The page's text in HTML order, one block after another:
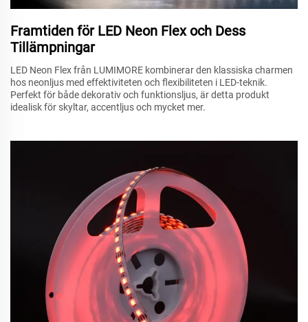
Framtiden för LED Neon Flex och Dess
Tillämpningar
LED Neon Flex från LUMIMORE kombinerar den klassiska charmen
hos neonljus med effektiviteten och flexibiliteten i LED-teknik.
Perfekt för både dekorativ och funktionsljus, är detta produkt
idealisk för skyltar, accentljus och mycket mer.